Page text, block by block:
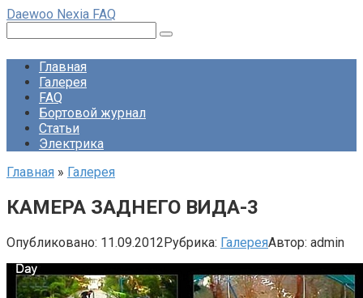
Перейти
контенту
Daewoo Nexia FAQ
Главная
Галерея
FAQ
Бортовой журнал
Статьи
Электрика
Главная » Галерея
КАМЕРА ЗАДНЕГО ВИДА-3
Опубликовано: 11.09.2012Рубрика: ГалереяАвтор: admin